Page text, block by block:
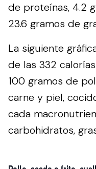
de proteínas, 4.2
23.6 gramos de
La siguiente
de las 332
100 gramos de
carne y piel,
cada
carbohidratos,